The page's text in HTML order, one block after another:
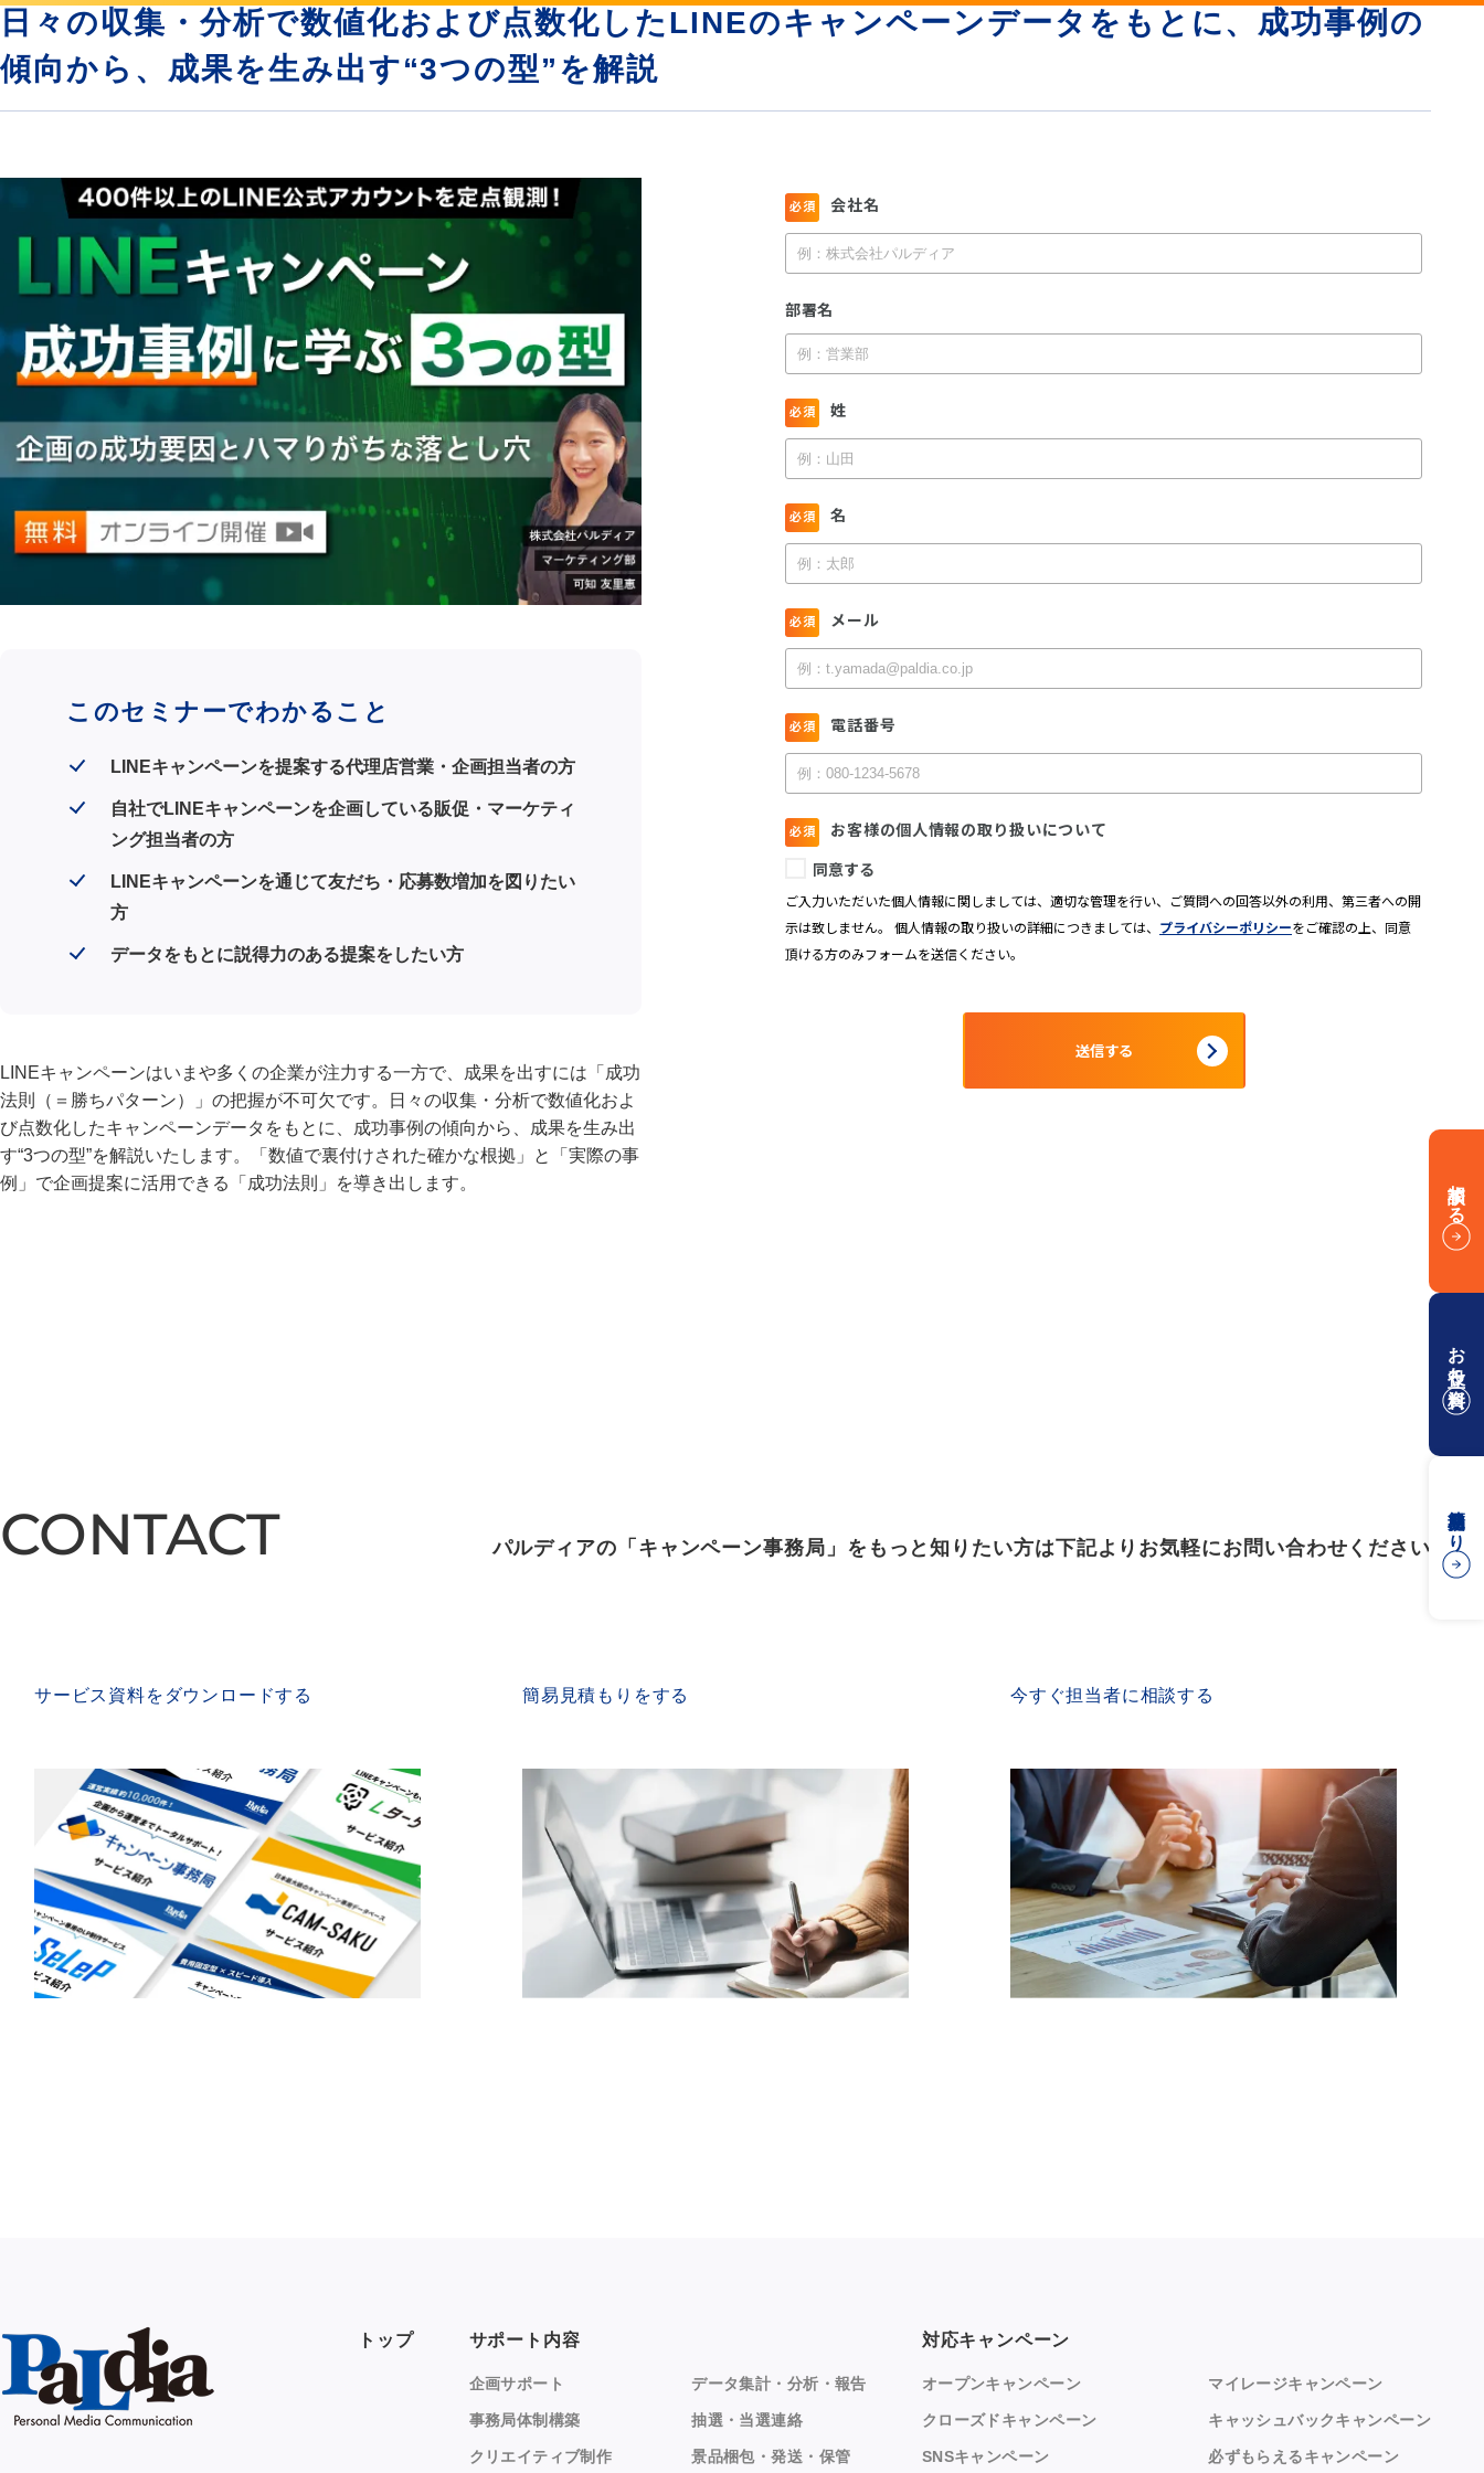
日々の収集・分析で数値化および点数化したLINEのキャンペーンデータをもとに、成功事例の
傾向から、成果を生み出す“3つの型”を解説
このセミナーでわかること
LINEキャンペーンを提案する代理店営業・企画担当者の方
自社でLINEキャンペーンを企画している販促・マーケティ
ング担当者の方
LINEキャンペーンを通じて友だち・応募数増加を図りたい
方
データをもとに説得力のある提案をしたい方
LINEキャンペーンはいまや多くの企業が注力する一方で、成果を出すには「成功
法則（＝勝ちパターン）」の把握が不可欠です。日々の収集・分析で数値化およ
び点数化したキャンペーンデータをもとに、成功事例の傾向から、成果を生み出
す“3つの型”を解説いたします。「数値で裏付けされた確かな根拠」と「実際の事
例」で企画提案に活用できる「成功法則」を導き出します。
CONTACT
CONTACT パルディアの「キャンペーン事務局」をもっと知りたい方は下記よりお気軽にお問い合わせください
サービス資料をダウンロードする 簡易見積もりをする 今すぐ担当者に相談する
トップ サポート内容
企画サポート
事務局体制構築
クリエイティブ制作
データ集計・分析・報告
抽選・当選連絡
景品梱包・発送・保管
対応キャンペーン
オープンキャンペーン
クローズドキャンペーン
SNSキャンペーン
マイレージキャンペーン
キャッシュバックキャンペーン
必ずもらえるキャンペーン
相談する
お役立ち資料
簡易見積もり